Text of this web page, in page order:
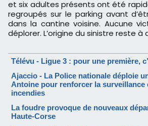
et six adultes présents ont été
regroupés sur le parking avant
dans la cantine voisine. Aucune
déplorer. L’origine du sinistre reste à
Télévu - Ligue 3 : pour une première,
Ajaccio - La Police nationale déploie
Antoine pour renforcer la surveillance
incendies
La foudre provoque de nouveaux
Haute-Corse